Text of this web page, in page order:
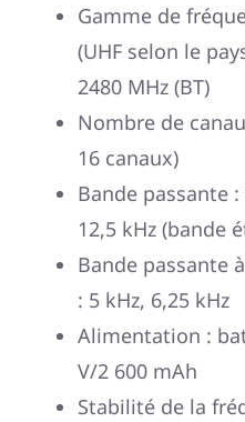
Gamme de
(UHF selon le
2480 MHz (BT)
Nombre de
16 canaux)
Bande passante
12,5 kHz (bande
Bande passante
: 5 kHz, 6,25 kHz
Alimentation :
V/2 600 mAh
Stabilité de la